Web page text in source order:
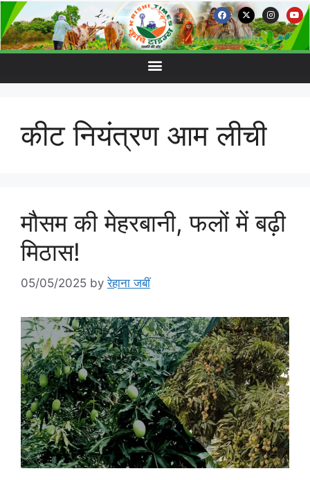
कीट नियंत्रण आम लीची
मौसम की मेहरबानी, फलों में बढ़ी
मिठास!
05/05/2025 byरेहाना जबीं